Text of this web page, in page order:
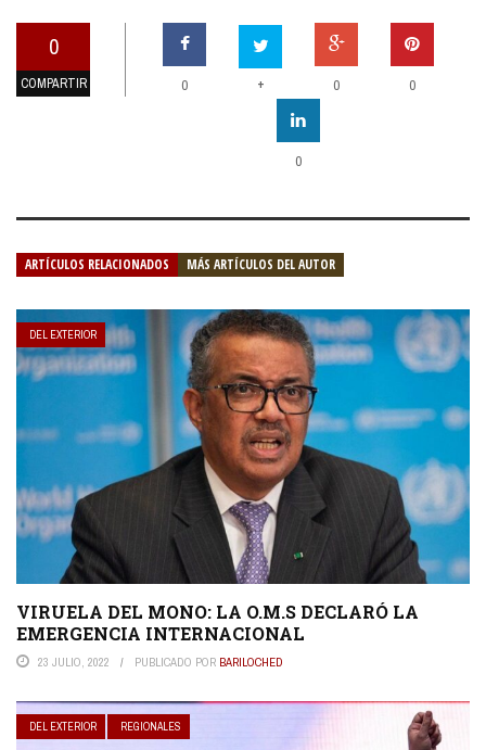
0
COMPARTIR 0 + 0 0
0
ARTÍCULOS RELACIONADOS MÁS ARTÍCULOS DEL AUTOR
DEL EXTERIOR
VIRUELA DEL MONO: LA O.M.S DECLARÓ LA
EMERGENCIA INTERNACIONAL
23 JULIO, 2022 PUBLICADO POR BARILOCHED
DEL EXTERIOR REGIONALES